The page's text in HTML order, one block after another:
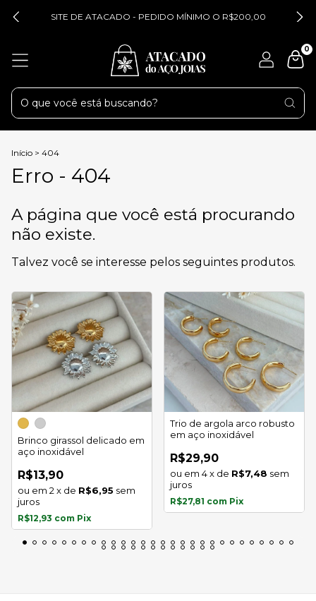
SITE DE ATACADO - PEDIDO MÍNIMO O R$200,00
0
Início > 404
Erro - 404
A página que você está procurando
não existe.
Talvez você se interesse pelos seguintes produtos.
Brinco girassol delicado em
aço inoxidável
R$13,90
2 x de R$6,95 sem
juros
R$12,93 com Pix
Trio de argola arco robusto
em aço inoxidável
R$29,90
4x de R$7,48 sem
juros
R$27,81 com Pix